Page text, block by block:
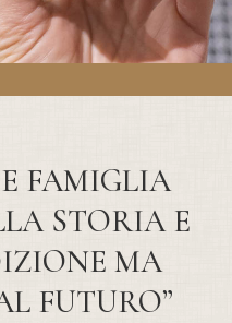
FAMIGLIA
STORIA E
MA
FUTURO”